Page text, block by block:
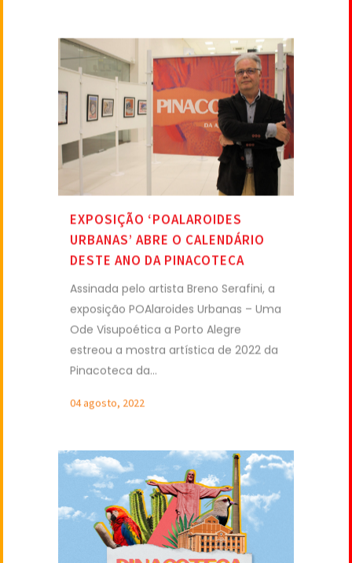
EXPOSIÇÃO ‘POALAROIDES
URBANAS’ ABRE O CALENDÁRIO
DESTE ANO DA PINACOTECA
Assinada pelo artista Breno Serafini, a
exposição POAlaroides Urbanas – Uma
Ode Visupoética a Porto Alegre
estreou a mostra artística de 2022 da
Pinacoteca da...
04 agosto, 2022